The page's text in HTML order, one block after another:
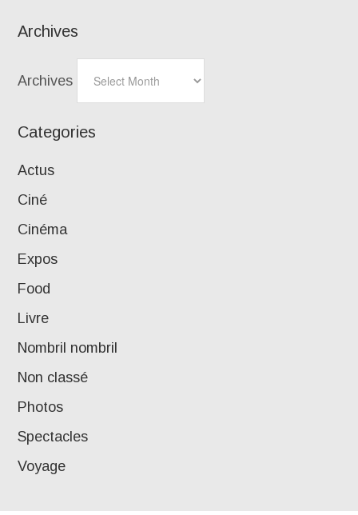
Archives
Archives
Categories
Actus
Ciné
Cinéma
Expos
Food
Livre
Nombril nombril
Non classé
Photos
Spectacles
Voyage